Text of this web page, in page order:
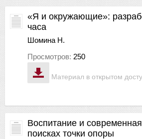
Материал в открытом
«Я и окружающие»:
часа
Шомина Н.
Просмотров: 250
Воспитание и
поисках точки опоры